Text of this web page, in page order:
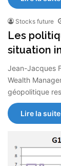
Stocks future
Les
situation
Jean-Jacques
Wealth
géopolitique
Lire la